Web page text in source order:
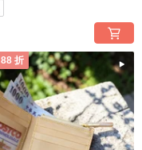
88 折